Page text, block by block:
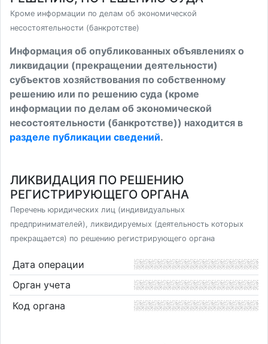
Кроме информации по делам об экономической
несостоятельности (банкротстве)
Информация об опубликованных объявлениях о
ликвидации (прекращении деятельности)
субъектов хозяйствования по собственному
решению или по решению суда (кроме
информации по делам об экономической
несостоятельности (банкротстве)) находится в
разделе публикации сведений.
ЛИКВИДАЦИЯ ПО РЕШЕНИЮ
РЕГИСТРИРУЮЩЕГО ОРГАНА
Перечень юридических лиц (индивидуальных
предпринимателей), ликвидируемых (деятельность которых
прекращается) по решению регистрирующего органа
Дата операции
Орган учета
Код органа